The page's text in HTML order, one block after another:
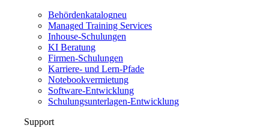
Behördenkatalogneu
Managed Training Services
Inhouse-Schulungen
KI Beratung
Firmen-Schulungen
Karriere- und Lern-Pfade
Notebookvermietung
Software-Entwicklung
Schulungsunterlagen-Entwicklung
Support